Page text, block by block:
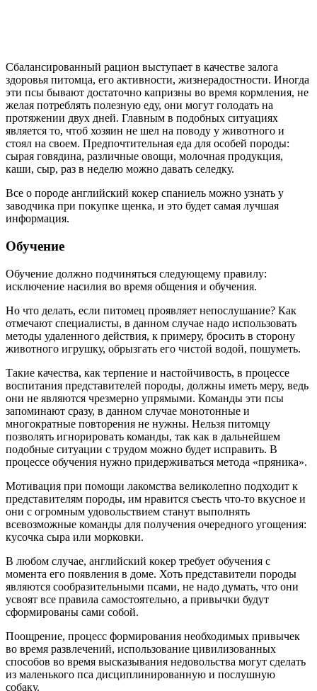
Сбалансированный рацион выступает в качестве залога
здоровья питомца, его активности, жизнерадостности. Иногда
эти псы бывают достаточно капризны во время кормления, не
желая потреблять полезную еду, они могут голодать на
протяжении двух дней. Главным в подобных ситуациях
является то, чтоб хозяин не шел на поводу у животного и
стоял на своем. Предпочтительная еда для особей породы:
сырая говядина, различные овощи, молочная продукция,
каши, сыр, раз в неделю можно давать селедку.
Все о породе английский кокер спаниель можно узнать у
заводчика при покупке щенка, и это будет самая лучшая
информация.
Обучение
Обучение должно подчиняться следующему правилу:
исключение насилия во время общения и обучения.
Но что делать, если питомец проявляет непослушание? Как
отмечают специалисты, в данном случае надо использовать
методы удаленного действия, к примеру, бросить в сторону
животного игрушку, обрызгать его чистой водой, пошуметь.
Такие качества, как терпение и настойчивость, в процессе
воспитания представителей породы, должны иметь меру, ведь
они не являются чрезмерно упрямыми. Команды эти псы
запоминают сразу, в данном случае монотонные и
многократные повторения не нужны. Нельзя питомцу
позволять игнорировать команды, так как в дальнейшем
подобные ситуации с трудом можно будет исправить. В
процессе обучения нужно придерживаться метода «пряника».
Мотивация при помощи лакомства великолепно подходит к
представителям породы, им нравится съесть что-то вкусное и
они с огромным удовольствием станут выполнять
всевозможные команды для получения очередного угощения:
кусочка сыра или морковки.
В любом случае, английский кокер требует обучения с
момента его появления в доме. Хоть представители породы
являются сообразительными псами, не надо думать, что они
усвоят все правила самостоятельно, а привычки будут
сформированы сами собой.
Поощрение, процесс формирования необходимых привычек
во время развлечений, использование цивилизованных
способов во время высказывания недовольства могут сделать
из маленького пса дисциплинированную и послушную
собаку.